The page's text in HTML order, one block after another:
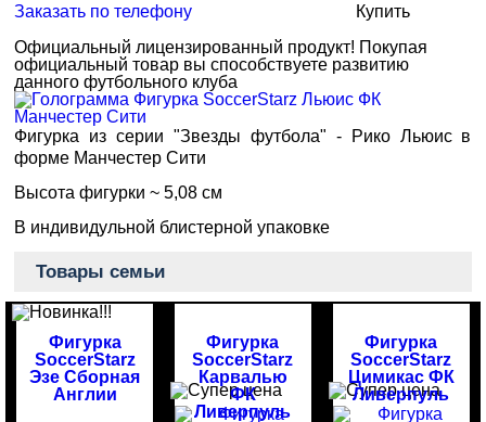
Заказать по телефону
Купить
Официальный лицензированный продукт! Покупая
официальный товар вы способствуете развитию
данного футбольного клуба
Фигурка из серии "Звезды футбола" - Рико Льюис в
форме Манчестер Сити
Высота фигурки ~ 5,08 см
В индивидульной блистерной упаковке
Товары семьи
Фигурка
SoccerStarz
Эзе Сборная
Англии
Фигурка
SoccerStarz
Карвалью
ФК
Ливерпуль
Фигурка
SoccerStarz
Цимикас ФК
Ливерпуль